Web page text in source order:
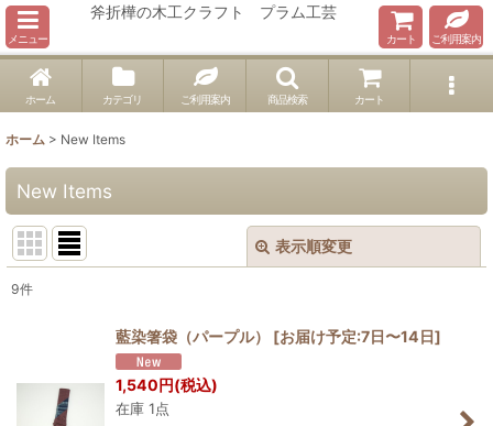
メニュー
斧折樺の木工クラフト プラム工芸
カート ご利用案内
ホーム カテゴリ ご利用案内 商品検索 カート
ホーム > New Items
New Items
表示順変更
並び順
9件
藍染箸袋（パープル） [お届け予定:7日〜14日]
1,540円(税込)
在庫 1点